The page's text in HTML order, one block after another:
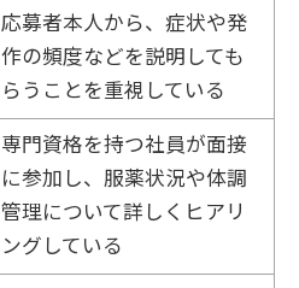
応募者本人から、症状や発
作の頻度などを説明しても
らうことを重視している
専門資格を持つ社員が面接
に参加し、服薬状況や体調
管理について詳しくヒアリ
ングしている